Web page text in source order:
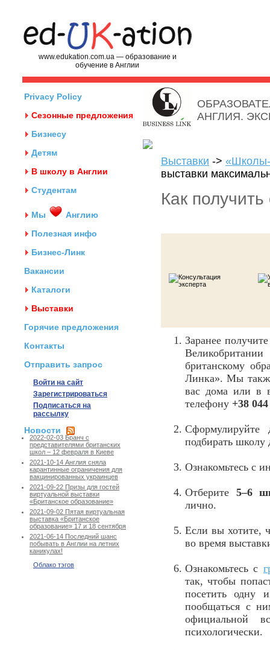
www.edukation.com.ua — образование и
обучение в Англии
Privacy Policy
Сезонные предложения
Бизнесу
Детям
В школу в Англии
Студентам
Мы
Англию
Полезная инфо
Бизнес-Линк
Вакансии
Каталоги
Выставки
Горячие предложения
Контакты
Отправить запрос
Войти на сайт
Зарегистрироваться
Подписаться на
рассылку
Новости
2022-02-03 Бранч с
представителями британских
школ – 12 февраля в Киеве
2021-10-14 Англия сняла
карантинные ограничения для
вакцинированных украинцев
2021-09-22 Призы для гостей
виртуальной выставки
«Британское образование»
2021-09-02 Пятая виртуальная
выставка «Британское
образование» 17 и 18 сентября
2021-06-14 Последний шанс
побывать в Англии на летних
каникулах!
Облако тэгов
АНГЛИЯ.
Выставки -> «Школы-
выставки
Как
Заранее
британскому
Линка». Мы
вас дома или в
телефону +38
подбирать школу
Ознакомьтесь с
Отберите 5–6
лично.
Если вы хотите,
во время
Ознакомьтесь с
так, чтобы
посетить одну
пообщаться с
официальной
психологически.